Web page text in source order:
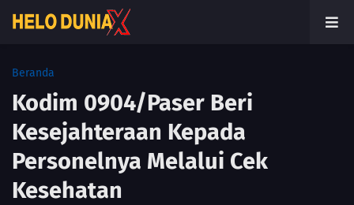
Beranda
Kodim 0904/Paser Beri
Kesejahteraan Kepada
Personelnya Melalui Cek
Kesehatan